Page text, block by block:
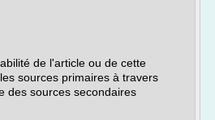
de l'article ou de cette
sources primaires à travers
des sources secondaires